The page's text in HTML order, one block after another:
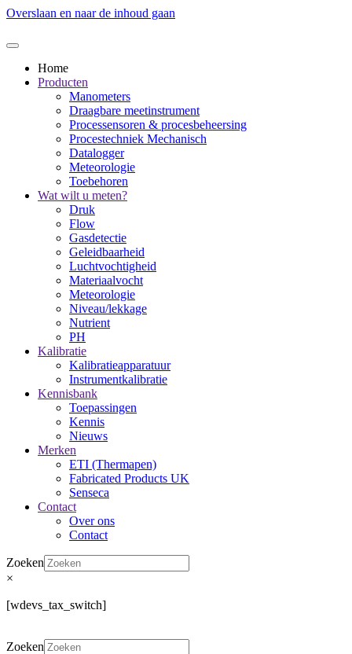
Overslaan en naar de inhoud gaan
Home
Producten
Manometers
Draagbare meetinstrument
Processensoren & procesbeheersing
Procestechniek Mechanisch
Datalogger
Meteorologie
Toebehoren
Wat wilt u meten?
Druk
Flow
Gasdetectie
Geleidbaarheid
Luchtvochtigheid
Materiaalvocht
Meteorologie
Niveau/lekkage
Nutrient
PH
Kalibratie
Kalibratieapparatuur
Instrumentkalibratie
Kennisbank
Toepassingen
Kennis
Nieuws
Merken
ETI (Thermapen)
Fabricated Products UK
Senseca
Contact
Over ons
Contact
Zoeken
×
[wdevs_tax_switch]
Zoeken